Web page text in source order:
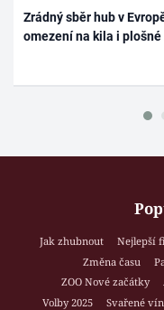
Zrádný sběr hub v
omezení na kila i plošné
Jak zhubnout Nejlepší
Změna času
ZOO Nové začátky
Volby 2025
Svařené